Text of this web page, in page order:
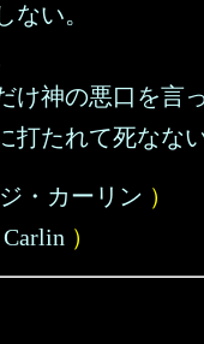
ない。
け神の悪口を言
打たれて死なな
・カーリン ）
Carlin ）